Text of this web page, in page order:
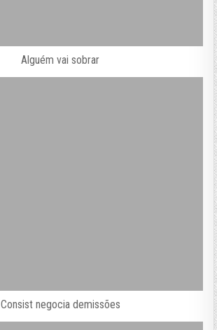
Alguém vai sobrar
Consist negocia demissões